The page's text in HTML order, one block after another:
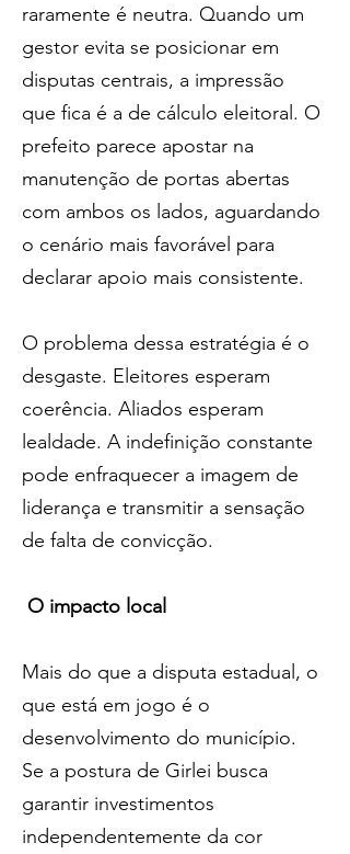
raramente é neutra. Quando um
gestor evita se posicionar em
disputas centrais, a impressão
que fica é a de cálculo eleitoral. O
prefeito parece apostar na
manutenção de portas abertas
com ambos os lados, aguardando
o cenário mais favorável para
declarar apoio mais consistente.
O problema dessa estratégia é o
desgaste. Eleitores esperam
coerência. Aliados esperam
lealdade. A indefinição constante
pode enfraquecer a imagem de
liderança e transmitir a sensação
de falta de convicção.
O impacto local
Mais do que a disputa estadual, o
que está em jogo é o
desenvolvimento do município.
Se a postura de Girlei busca
garantir investimentos
independentemente da cor